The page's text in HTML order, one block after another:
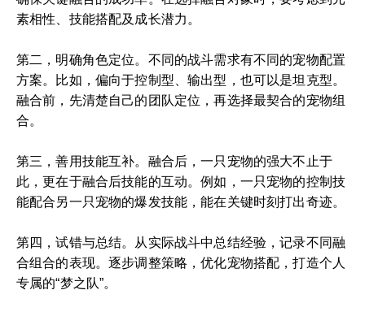
素相性、技能搭配及成长潜力。
第二，明确角色定位。不同的战斗需求有不同的宠物配置
方案。比如，偏向于控制型、输出型，也可以是坦克型。
融合前，先清楚自己的团队定位，再选择最契合的宠物组
合。
第三，善用技能互补。融合后，一只宠物的强大不止于
此，更在于融合后技能的互动。例如，一只宠物的控制技
能配合另一只宠物的爆发技能，能在关键时刻打出奇迹。
第四，试错与总结。从实际战斗中总结经验，记录不同融
合组合的表现。逐步调整策略，优化宠物搭配，打造个人
专属的“梦之队”。